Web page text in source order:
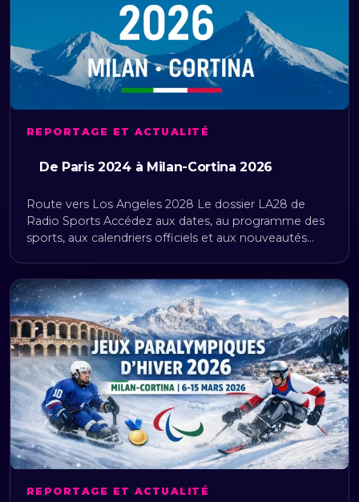
REPORTAGE ET ACTUALITÉ
De Paris 2024 à Milan-Cortina 2026
Route vers Los Angeles 2028 Le dossier LA28 de
Radio Sports Accédez aux dates, au programme des
sports, aux calendriers officiels et aux nouveautés…
REPORTAGE ET ACTUALITÉ